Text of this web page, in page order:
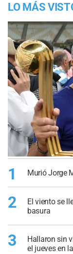
LO MÁS
1 Murió Jorge
2
El viento se
basura
3
Hallaron sin
el jueves en